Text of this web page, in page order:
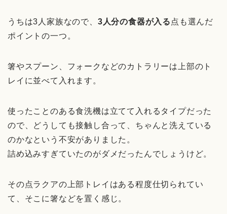
うちは3人家族なので、 3人分の食器が入る 点も選んだ
ポイントの一つ。
箸やスプーン、フォークなどのカトラリーは上部のト
レイに並べて入れます。
使ったことのある食洗機は立てて入れるタイプだった
ので、どうしても接触し合って、ちゃんと洗えている
のかなという不安がありました。
詰め込みすぎていたのがダメだったんでしょうけど。
その点ラクアの上部トレイはある程度仕切られてい
て、そこに箸などを置く感じ。